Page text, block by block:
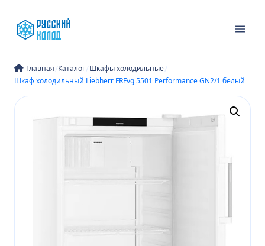
содержимому
Главная/Каталог/Шкафы холодильные/
Шкаф холодильный Liebherr FRFvg 5501 Performance GN2/1 белый